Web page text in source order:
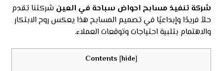
شركة تنفيذ مسابح احواض سباحة في العين شركتنا تقدم
حلاً فريدًا وإبداعيًا في تصميم المسابح هذا يعكس روح الابتكار
والاهتمام بتلبية احتياجات وتوقعات العملاء.
Contents [hide]